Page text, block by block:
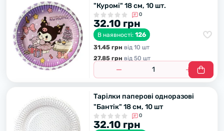
"Куромі" 18 см, 10 шт.
0
32.10 грн
В наявності: 126
31.45 грн вiд 10 шт
27.85 грн вiд 50 шт
Тарілки паперові одноразові
"Бантік" 18 см, 10 шт
0
32.10 грн